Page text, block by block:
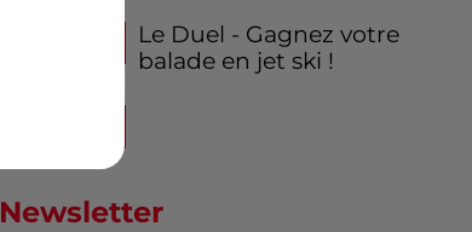
Le Duel - Gagnez votre
balade en jet ski !
Newsletter